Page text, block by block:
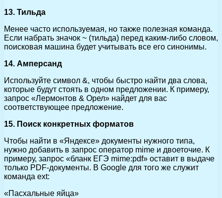
13. Тильда
Менее часто используемая, но также полезная команда.
Если набрать значок ~ (тильда) перед каким-либо словом,
поисковая машина будет учитывать все его синонимы.
14. Амперсанд
Используйте символ &, чтобы быстро найти два слова,
которые будут стоять в одном предложении. К примеру,
запрос «Лермонтов & Орел» найдет для вас
соответствующее предложение.
15. Поиск конкретных форматов
Чтобы найти в «Яндексе» документы нужного типа,
нужно добавить в запрос оператор mime и двоеточие. К
примеру, запрос «бланк ЕГЭ mime:pdf» оставит в выдаче
только PDF-документы. В Google для того же служит
команда ext:
«Пасхальные яйца»